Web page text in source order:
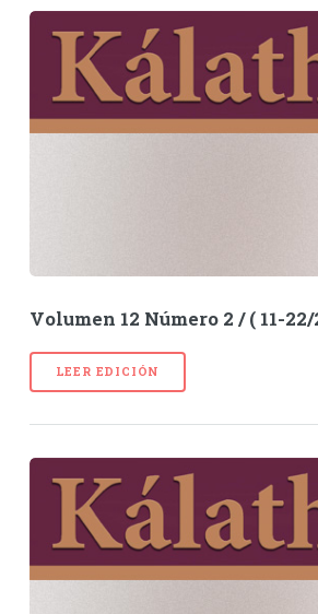
Volumen 12 Número 2 / ( 11-
LEER EDICIÓN